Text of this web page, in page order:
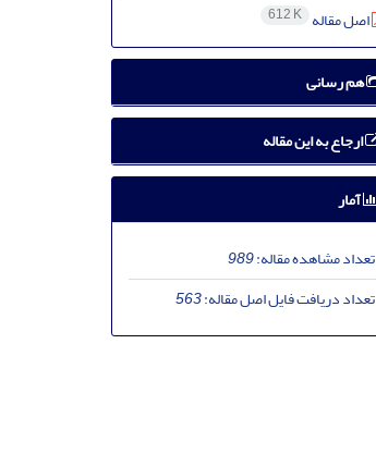
اصل مقاله 612 K
هم رسانی
ارجاع به این مقاله
آمار
تعداد مشاهده مقاله:989
تعداد دریافت فایل اصل مقاله:563